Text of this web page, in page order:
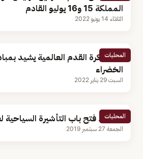
المملكة 15 و16 يوليو القادم
الثلاثاء 14 يونيو 2022
المحليات
أيقونة كرة القدم العالمية يشيد
الخضراء
السبت 29 يناير 2022
المحليات
رسميًا.. فتح باب التأشيرة السياحية
الجمعة 27 سبتمبر 2019